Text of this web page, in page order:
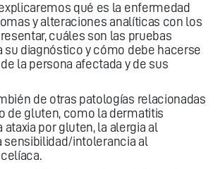
qué es la enfermedad
y alteraciones analíticas con los
cuáles son las pruebas
su diagnóstico y cómo debe hacerse
la persona afectada y de sus
de otras patologías relacionadas
de gluten, como la dermatitis
por gluten, la alergia al
sensibilidad/intolerancia al